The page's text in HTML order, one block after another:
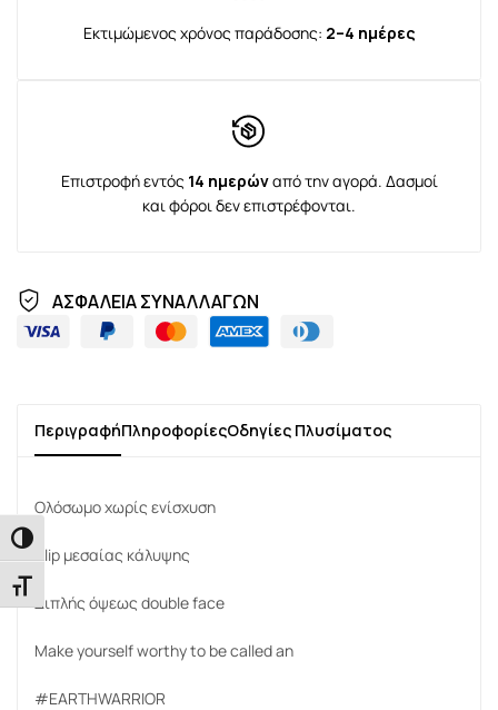
Εναλλαγή Υψηλής Αντίθεσης
Εναλλαγή Μεγέθους Γραμμάτων
Εκτιμώμενος χρόνος παράδοσης: 2–4 ημέρες
Επιστροφή εντός 14 ημερώναπό την αγορά. Δασμοί
και φόροι δεν επιστρέφονται.
ΑΣΦΑΛΕΙΑ ΣΥΝΑΛΛΑΓΩΝ
ΠεριγραφήΠληροφορίεςΟδηγίες Πλυσίματος
Ολόσωμο χωρίς ενίσχυση
Slip μεσαίας κάλυψης
Διπλής όψεως double face
Make yourself worthy to be called an
#EARTHWARRIOR